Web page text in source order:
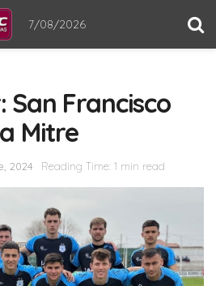
7/08/2026
San Francisco
Mitre
2024 Reading Time: 1 min read